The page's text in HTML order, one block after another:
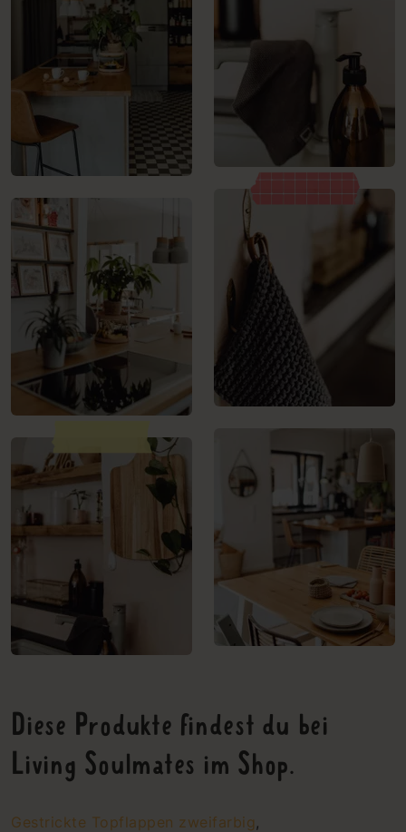
Diese Produkte findest du bei
Living Soulmates im Shop.
Gestrickte Topflappen zweifarbig ,